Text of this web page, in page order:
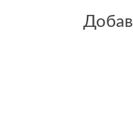
по